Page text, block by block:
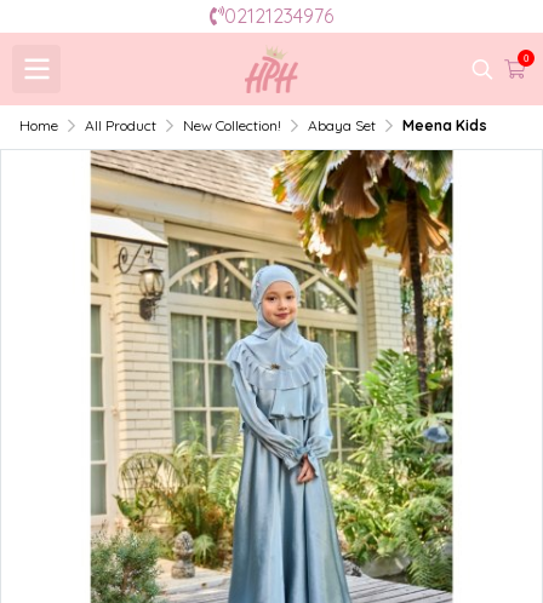
02121234976
0
Home All Product New Collection! Abaya Set Meena Kids